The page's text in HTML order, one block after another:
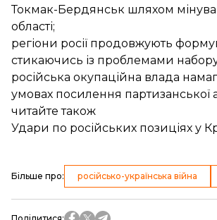
Токмак-Бердянськ шляхом
області;
регіони росії продовжують
стикаючись із проблемами
російська окупаційна влада
умовах посилення партизанської
читайте також
Удари по російських позиціях у
Більше про: російсько-українська війна